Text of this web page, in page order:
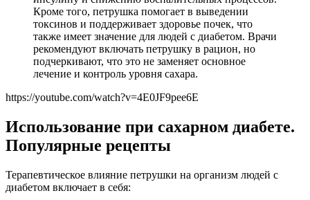
Кроме того, петрушка помогает в выведении
токсинов и поддерживает здоровье почек, что
также имеет значение для людей с диабетом. Врачи
рекомендуют включать петрушку в рацион, но
подчеркивают, что это не заменяет основное
лечение и контроль уровня сахара.
https://youtube.com/watch?v=4E0JF9pee6E
Использование при сахарном диабете.
Популярные рецепты
Терапевтическое влияние петрушки на организм людей с
диабетом включает в себя: